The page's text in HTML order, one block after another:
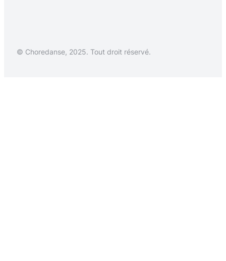
© Choredanse, 2025. Tout droit réservé.